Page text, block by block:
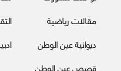
مقالات رياضية
ديوانية عين الوطن
قصص عين الوطن